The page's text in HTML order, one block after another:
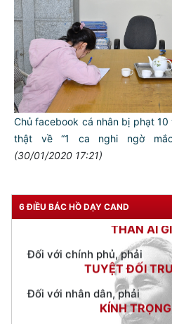
Chủ facebook cá nhân bị phạt
thật về “1 ca nghi ngờ
(30/01/2020 17:21)
6 ĐIỀU BÁC HỒ DẠY CAND
TƯ
NGƯỜI CÔNG AN
Đối với tự mình, phải
CẦN, KIỆM,
Đối với chính phủ, phải
TUYỆT ĐỐI
Đối với nhân dân, phải
KÍNH
Đối với công việc, phải
TẬN